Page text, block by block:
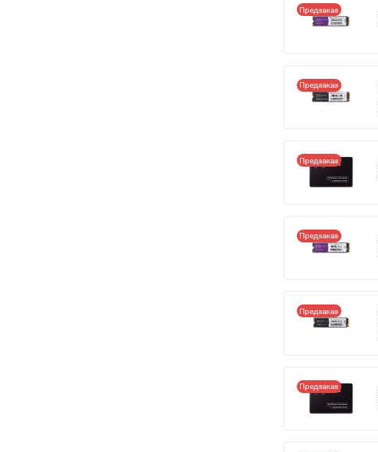
Предзаказ
Предзаказ
Предзаказ
Предзаказ
Предзаказ
Предзаказ